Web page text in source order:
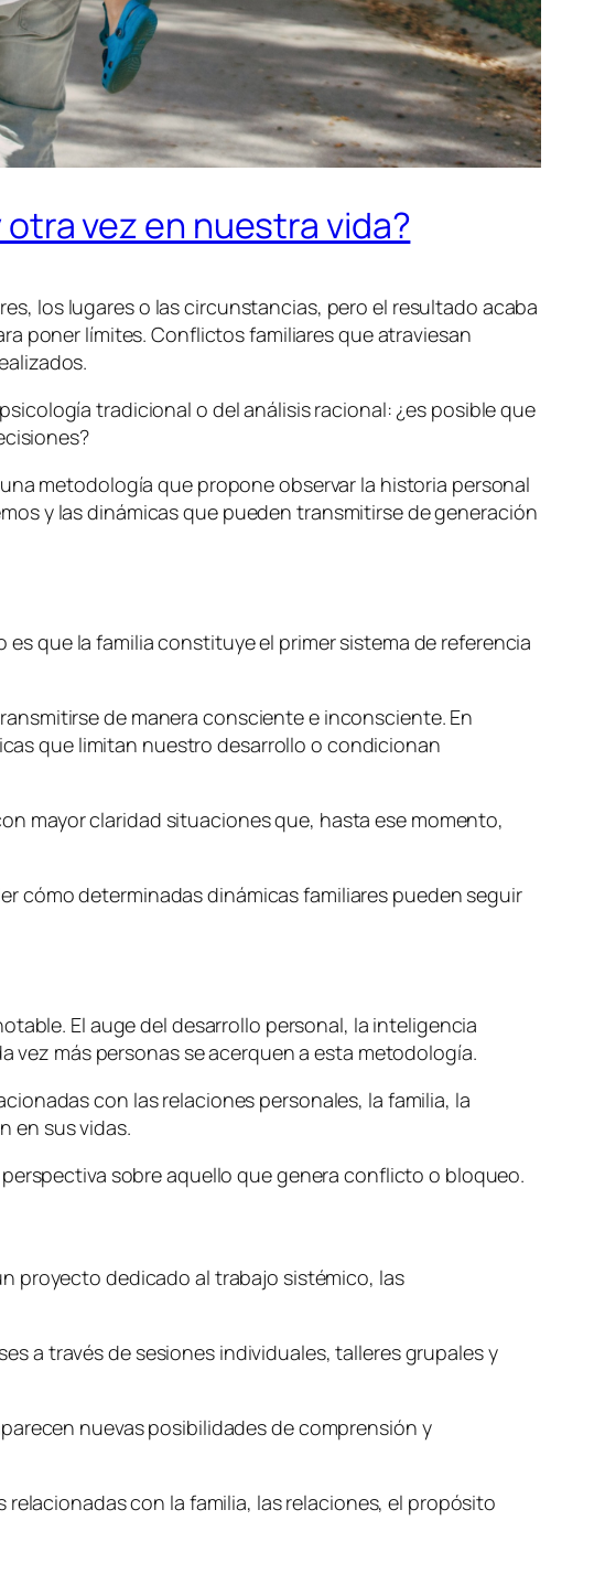
vez en nuestra vida?
los lugares o las circunstancias, pero el resultado acaba
poner límites. Conflictos familiares que atraviesan
tradicional o del análisis racional: ¿es posible que
metodología que propone observar la historia personal
y las dinámicas que pueden transmitirse de generación
que la familia constituye el primer sistema de referencia
de manera consciente e inconsciente. En
que limitan nuestro desarrollo o condicionan
mayor claridad situaciones que, hasta ese momento,
cómo determinadas dinámicas familiares pueden seguir
El auge del desarrollo personal, la inteligencia
más personas se acerquen a esta metodología.
con las relaciones personales, la familia, la
en sus vidas.
sobre aquello que genera conflicto o bloqueo.
proyecto dedicado al trabajo sistémico, las
a través de sesiones individuales, talleres grupales y
nuevas posibilidades de comprensión y
con la familia, las relaciones, el propósito